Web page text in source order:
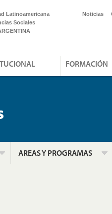
Latinoamericana
Sociales
Noticias
FORMACIÓN
AREAS Y PROGRAMAS